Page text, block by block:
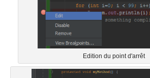
Edition du point d'arrêt